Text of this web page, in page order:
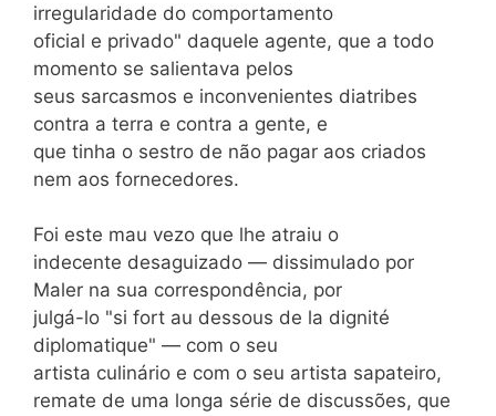
irregularidade do comportamento
oficial e privado" daquele agente, que a todo
momento se salientava pelos
seus sarcasmos e inconvenientes diatribes
contra a terra e contra a gente, e
que tinha o sestro de não pagar aos criados
nem aos fornecedores.
Foi este mau vezo que lhe atraiu o
indecente desaguizado — dissimulado por
Maler na sua correspondência, por
julgá-lo "si fort au dessous de la dignité
diplomatique" — com o seu
artista culinário e com o seu artista sapateiro,
remate de uma longa série de discussões, que